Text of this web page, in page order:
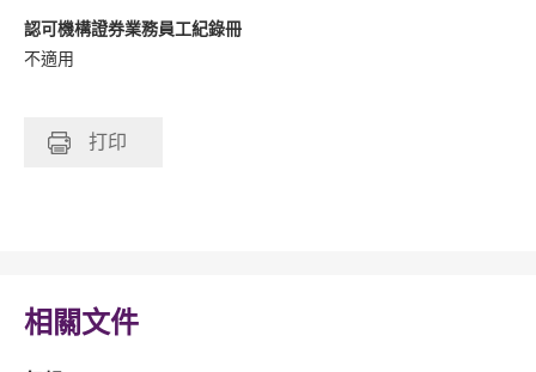
認可機構證券業務員工紀錄冊
不適用
打印
相關文件